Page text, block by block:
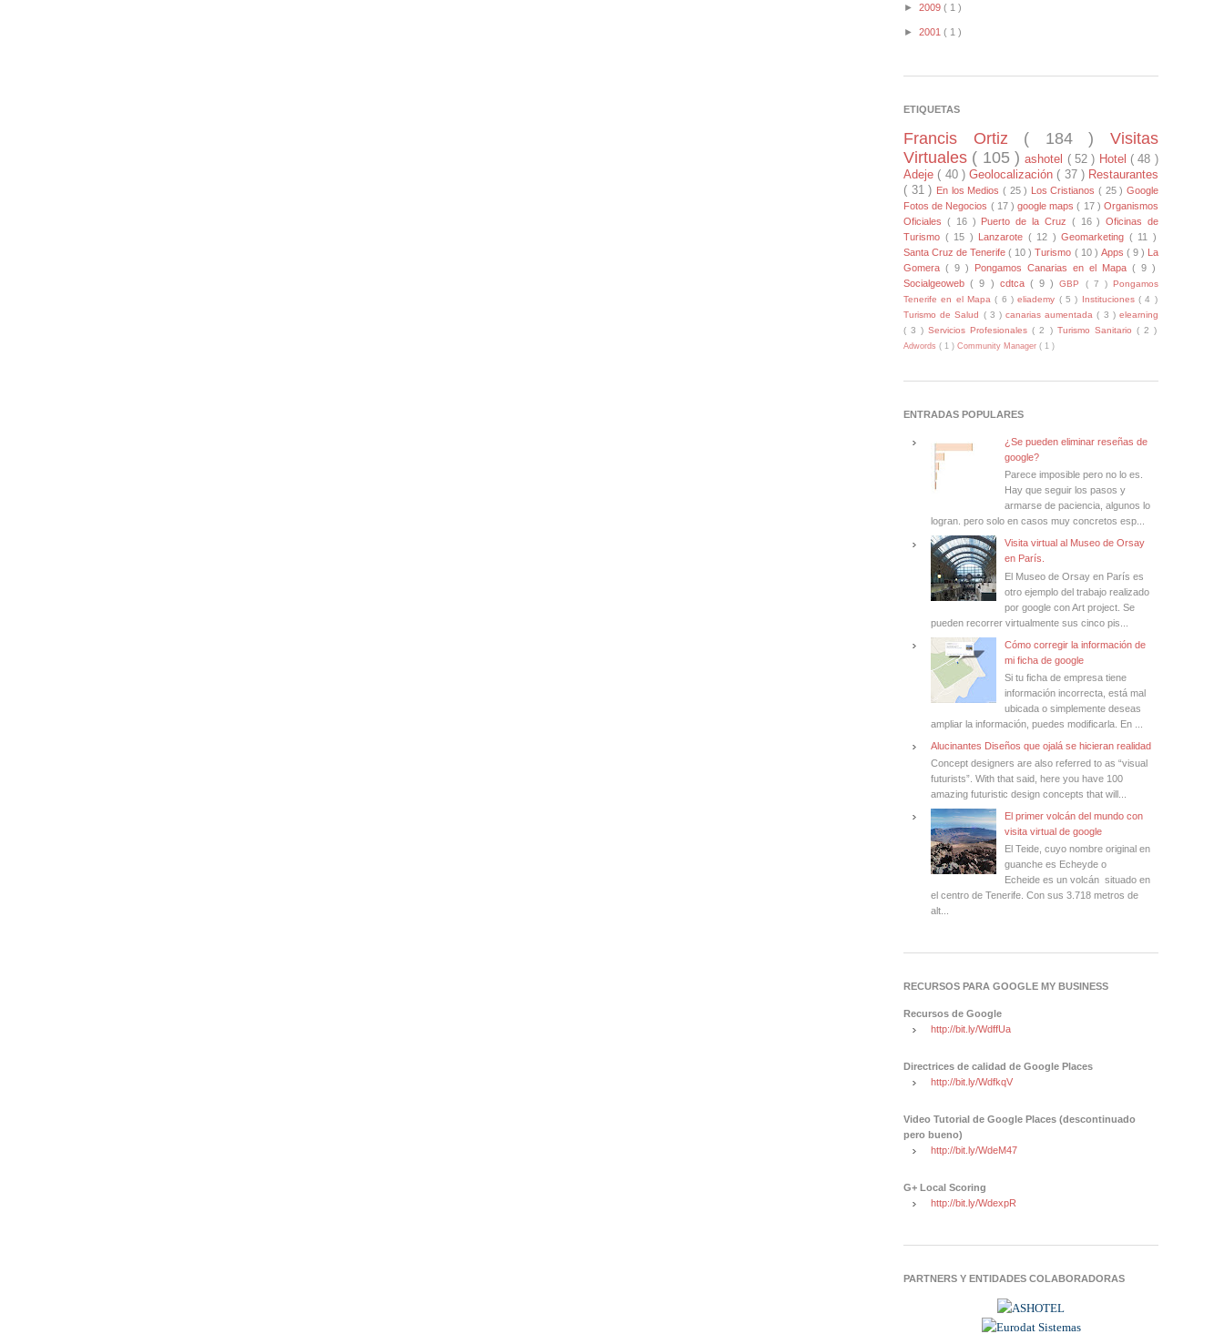
► 2009 ( 1 )
► 2001 ( 1 )
ETIQUETAS
Francis Ortiz ( 184 )Visitas
Virtuales ( 105 )ashotel ( 52 ) Hotel ( 48 )
Adeje ( 40 ) Geolocalización ( 37 ) Restaurantes
( 31 ) En los Medios ( 25 ) Los Cristianos( 25 )Google
Fotos de Negocios ( 17 )google maps( 17 )Organismos
Oficiales ( 16 ) Puerto de la Cruz ( 16 )Oficinas de
Turismo ( 15 ) Lanzarote ( 12 ) Geomarketing ( 11 )
Santa Cruz de Tenerife( 10 )Turismo ( 10 ) Apps ( 9 )
La
Gomera ( 9 ) Pongamos Canarias en el Mapa ( 9 )
Socialgeoweb( 9 ) cdtca ( 9 )GBP ( 7 )Pongamos
Tenerife en el Mapa( 6 )eliademy ( 5 ) Instituciones( 4 )
Turismo de Salud ( 3 )canarias aumentada( 3 )elearning
( 3 )Servicios Profesionales( 2 ) Turismo Sanitario ( 2 )
Adwords ( 1 ) Community Manager ( 1 )
ENTRADAS POPULARES
¿Se pueden eliminar reseñas de
google?
Parece imposible pero no lo es.
Hay que seguir los pasos y
armarse de paciencia, algunos lo
logran. pero solo en casos muy concretos esp...
Visita virtual al Museo de Orsay
en París.
El Museo de Orsay en París es
otro ejemplo del trabajo realizado
por google con Art project. Se
pueden recorrer virtualmente sus cinco pis...
Cómo corregir la información de
mi ficha de google
Si tu ficha de empresa tiene
información incorrecta, está mal
ubicada o simplemente deseas
ampliar la información, puedes modificarla. En ...
Alucinantes Diseños que ojalá se hicieran realidad
Concept designers are also referred to as “visual
futurists”. With that said, here you have 100
amazing futuristic design concepts that will...
El primer volcán del mundo con
visita virtual de google
El Teide, cuyo nombre original en
guanche es Echeyde o
Echeide es un volcán situado en
el centro de Tenerife. Con sus 3.718 metros de
alt...
RECURSOS PARA GOOGLE MY BUSINESS
Recursos de Google
http://bit.ly/WdffUa
Directrices de calidad de Google Places
http://bit.ly/WdfkqV
Video Tutorial de Google Places (descontinuado
pero bueno)
http://bit.ly/WdeM47
G+ Local Scoring
http://bit.ly/WdexpR
PARTNERS Y ENTIDADES COLABORADORAS